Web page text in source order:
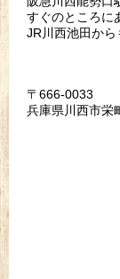
すぐのところに
JR川西池田から
〒666-0033
兵庫県川西市栄